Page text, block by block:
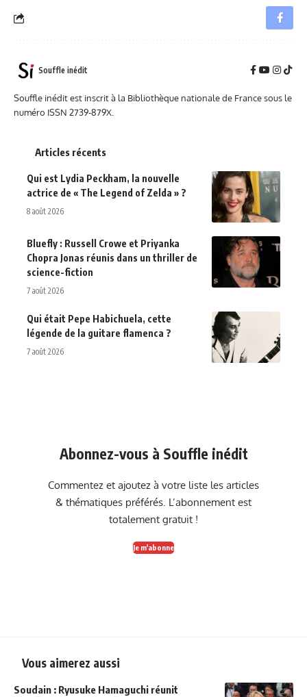
Souffle inédit
Souffle inédit est inscrit à la Bibliothèque nationale de France sous le
numéro ISSN 2739-879X.
Articles récents
Qui est Lydia Peckham, la nouvelle
actrice de « The Legend of Zelda » ?
8 août 2026
Bluefly : Russell Crowe et Priyanka
Chopra Jonas réunis dans un thriller de
science-fiction
7 août 2026
Qui était Pepe Habichuela, cette
légende de la guitare flamenca ?
7 août 2026
Abonnez-vous à Souffle inédit
Commentez et ajoutez à votre liste les articles
& thématiques préférés. L’abonnement est
totalement gratuit !
Je m'abonne
Vous aimerez aussi
Soudain : Ryusuke Hamaguchi réunit